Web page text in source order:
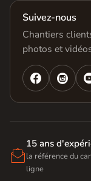
Suivez-nous
Chantiers
photos et
 

15 ans
la référence du
ligne